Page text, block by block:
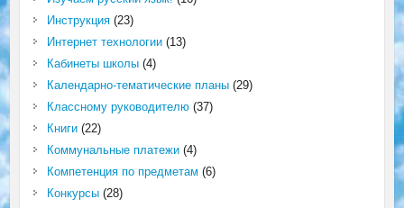
Инструкция(23)
Интернет технологии(13)
Кабинеты школы(4)
Календарно-тематические планы(29)
Классному руководителю(37)
Книги(22)
Коммунальные платежи(4)
Компетенция по предметам (6)
Конкурсы(28)